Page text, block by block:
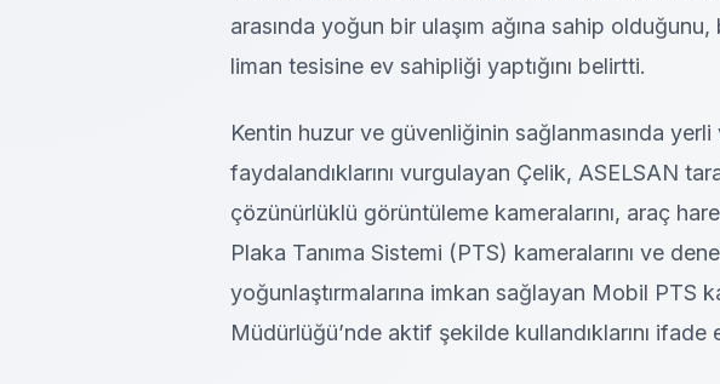
arasında yoğun bir ulaşım ağına sahip
liman tesisine ev sahipliği yaptığını belirtti.
Kentin huzur ve güvenliğinin sağlanmasında
faydalandıklarını vurgulayan Çelik, ASELSAN
çözünürlüklü görüntüleme kameralarını, araç
Plaka Tanıma Sistemi (PTS) kameralarını ve
yoğunlaştırmalarına imkan sağlayan Mobil PTS
Müdürlüğü’nde aktif şekilde kullandıklarını ifade